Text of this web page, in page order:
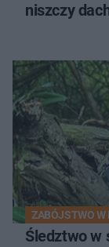
niszczy
ZABÓJSTWO W
Śledztwo w